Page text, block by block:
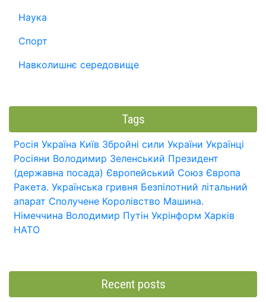
Наука
Спорт
Навколишнє середовище
Tags
Росія Україна Київ Збройні сили України Українці
Росіяни Володимир Зеленський Президент
(державна посада) Європейський Союз Європа
Ракета. Українська гривня Безпілотний літальний
апарат Сполучене Королівство Машина.
Німеччина Володимир Путін Укрінформ Харків
НАТО
Recent posts